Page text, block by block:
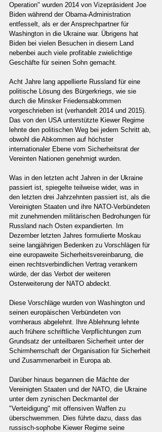
Operation" wurden 2014 von Vizepräsident Joe
Biden während der Obama-Administration
entfesselt, als er der Ansprechpartner für
Washington in die Ukraine war. Übrigens hat
Biden bei vielen Besuchen in diesem Land
nebenbei auch viele profitable zwielichtige
Geschäfte für seinen Sohn gemacht.
Acht Jahre lang appellierte Russland für eine
politische Lösung des Bürgerkriegs, wie sie
durch die Minsker Friedensabkommen
vorgeschrieben ist (verhandelt 2014 und 2015).
Das von den USA unterstützte Kiewer Regime
lehnte den politischen Weg bei jedem Schritt ab,
obwohl die Abkommen auf höchster
internationaler Ebene vom Sicherheitsrat der
Vereinten Nationen genehmigt wurden.
Was in den letzten acht Jahren in der Ukraine
passiert ist, spiegelte teilweise wider, was in
den letzten drei Jahrzehnten passiert ist, als die
Vereinigten Staaten und ihre NATO-Verbündeten
mit zunehmenden militärischen Bedrohungen für
Russland nach Osten expandierten. Im
Dezember letzten Jahres formulierte Moskau
seine langjährigen Bedenken zu Vorschlägen für
eine europaweite Sicherheitsvereinbarung, die
einen rechtsverbindlichen Vertrag verankern
würde, der das Verbot der weiteren
Osterweiterung der NATO abdeckt.
Diese Vorschläge wurden von Washington und
seinen europäischen Verbündeten von
vornheraus abgelehnt. Ihre Ablehnung lehnte
auch frühere schriftliche Verpflichtungen zum
Grundsatz der unteilbaren Sicherheit unter der
Schirmherrschaft der Organisation für Sicherheit
und Zusammenarbeit in Europa ab.
Darüber hinaus begannen die Mächte der
Vereinigten Staaten und der NATO, die Ukraine
unter dem zynischen Deckmantel der
"Verteidigung" mit offensiven Waffen zu
überschwemmen. Dies führte dazu, dass das
russisch-sophobe Kiewer Regime seine